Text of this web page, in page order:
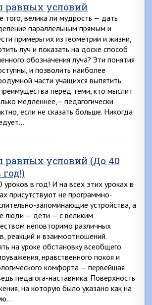
равных условий
того, велика ли мудрость — дать
параллельным прямым и
примеры их из геометрии и жизни,
луч и показать на доске способ
обозначения луча? Эти понятия
и позволить наиболее
части учащихся выпятить
перед теми, кто мыслит
медленнее,— педагогически
если не сказать больше. Никогда
равных условий (До 40
в год! И на всех этих уроках в
присутствуют не программно-
запоминающие устройства, а
люди — дети — с великим
неповторимо различных
реакций и взаимоотношений.
на уроке обстановку всеобщего
нравственного покоя и
комфорта — первейшая
педагога-наставника. Поверхность
на которую было указано как на